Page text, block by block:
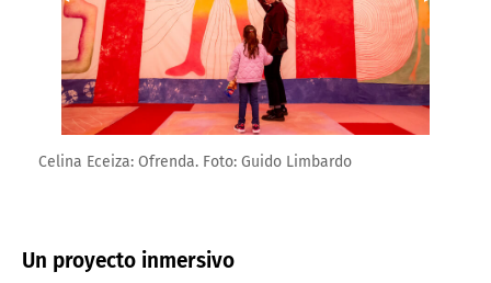
Celina Eceiza: Ofrenda. Foto: Guido Limbardo
Un proyecto inmersivo